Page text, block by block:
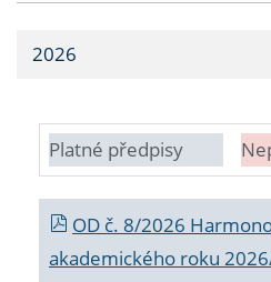
2026
Platné předpisy
OD č. 8/2026
akademického roku